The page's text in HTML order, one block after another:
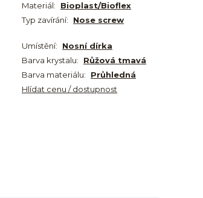
Materiál:
Bioplast/Bioflex
Typ zavírání: Nose screw
Umístění:
Nosní dírka
Barva krystalu:
Růžová tmavá
Barva materiálu:
Průhledná
Hlídat cenu / dostupnost